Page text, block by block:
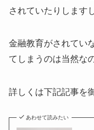
されていたりします
金融教育がされてい
てしまうのは当然な
詳しくは下記記事を
あわせて読みたい